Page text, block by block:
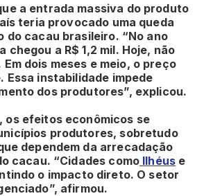
a entrada massiva do produto
teria provocado uma queda
do cacau brasileiro. “No ano
chegou a R$ 1,2 mil. Hoje, não
dois meses e meio, o preço
Essa instabilidade impede
dos produtores”, explicou.
os efeitos econômicos se
produtores, sobretudo
dependem da arrecadação
cacau. “Cidades como Ilhéus e
o impacto direto. O setor
afirmou.